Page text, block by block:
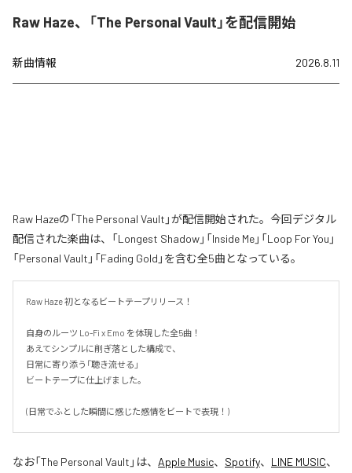
Raw Haze、「The Personal Vault」を配信開始
新曲情報 2026.8.11
Raw Hazeの「The Personal Vault」が配信開始された。今回デジタル
配信された楽曲は、「Longest Shadow」「Inside Me」「Loop For You」
「Personal Vault」「Fading Gold」を含む全5曲となっている。
Raw Haze 初となるビートテープリリース！
自身のルーツ Lo-Fi x Emo を体現した全5曲！
あえてシンプルに削ぎ落とした構成で、
日常に寄り添う「聴き流せる」
ビートテープに仕上げました。
(日常でふとした瞬間に感じた感情をビートで表現！)
なお「The Personal Vault 」は、 Apple Music、 Spotify、 LINE MUSIC、